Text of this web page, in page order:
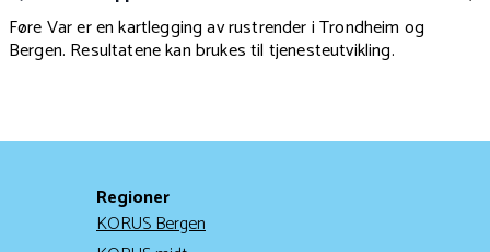
Føre Var er en kartlegging av rustrender i Trondheim og
Bergen. Resultatene kan brukes til tjenesteutvikling.
Regioner
KORUS Bergen